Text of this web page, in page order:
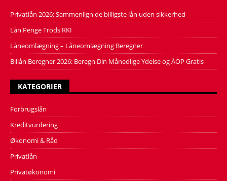
Privatlån 2026: Sammenlign de billigste lån uden sikkerhed
Lån Penge Trods RKI
Låneomlægning – Låneomlægning Beregner
Billån Beregner 2026: Beregn Din Månedlige Ydelse og ÅOP Gratis
KATEGORIER
Forbrugslån
Kreditvurdering
Økonomi & Råd
Privatlån
Privatøkonomi